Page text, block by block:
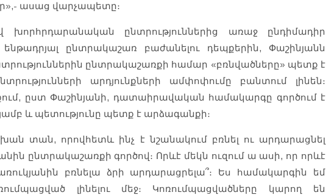
ասաց վարչապետը։
խորհրդարանական ընտրություններից առաջ ընդիմադիր
ենթադրյալ ընտրակաշառ բաժանելու դեպքերին, Փաշինյանն
ընտրակաշառքի համար «բռնվածները» պետք է
արդյունքների ամփոփումը բանտում լինեն։
ըստ Փաշինյանի, դատաիրավական համակարգը գործում է
և պետությունը պետք է արձագանքի։
տան, որովհետև ինչ է նշանակում բռնել ու արդարացնել
ընտրակաշառքի գործով։ Որևէ մեկն ուզում ա ասի, որ որևէ
բռնելա ձրի արդարացրելա՞։ Ես համակարգին եմ
լինելու մեջ։ Կոռումպացվածները կարող են